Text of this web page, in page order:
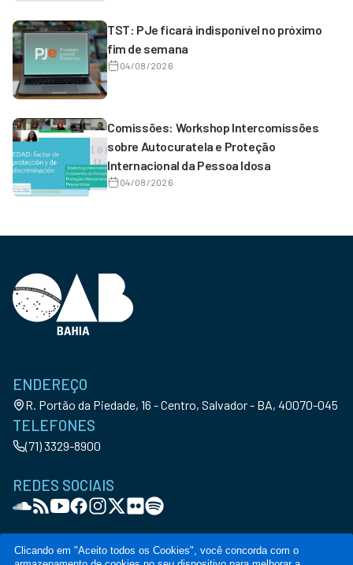
TST: PJe ficará indisponível no próximo
fim de semana
04/08/2026
Comissões: Workshop Intercomissões
sobre Autocuratela e Proteção
Internacional da Pessoa Idosa
04/08/2026
ENDEREÇO
R. Portão da Piedade, 16 - Centro, Salvador - BA, 40070-045
TELEFONES
(71) 3329-8900
REDES SOCIAIS
Clicando em "Aceito todos os Cookies", você concorda com o